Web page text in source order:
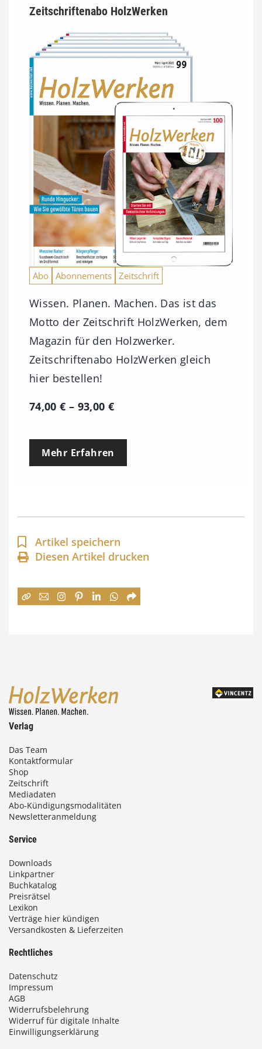
Zeitschriftenabo HolzWerken
Abo Abonnements Zeitschrift
Wissen. Planen. Machen. Das ist das
Motto der Zeitschrift HolzWerken, dem
Magazin für den Holzwerker.
Zeitschriftenabo HolzWerken gleich
hier bestellen!
74,00€ – 93,00 €P
e
p
a
n
e
0
€
Mehr Erfahren
Artikel speichern
Diesen Artikel drucken
Verlag
Das Team
Kontaktformular
Shop
Zeitschrift
Mediadaten
Abo-Kündigungsmodalitäten
Newsletteranmeldung
Service
Downloads
Linkpartner
Buchkatalog
Preisrätsel
Lexikon
Verträge hier kündigen
Versandkosten & Lieferzeiten
Rechtliches
Datenschutz
Impressum
AGB
Widerrufsbelehrung
Widerruf für digitale Inhalte
Einwilligungserklärung